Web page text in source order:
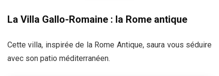
La Villa Gallo-Romaine : la Rome antique
Cette villa, inspirée de la Rome Antique, saura vous séduire
avec son patio méditerranéen.